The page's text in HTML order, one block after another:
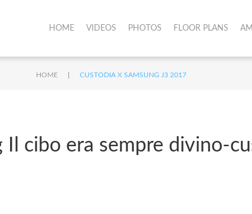
HOME VIDEOS PHOTOS FLOOR PLANS
HOME CUSTODIA X SAMSUNG J3 2017
cibo era sempre divino-